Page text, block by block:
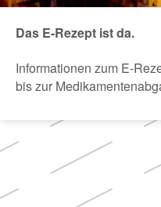
Das E-Rezept ist da.
Informationen zum E-
bis zur